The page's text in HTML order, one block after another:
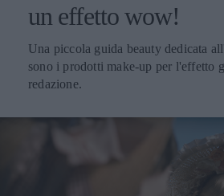
un effetto wow!
Una piccola guida beauty dedicata
sono i prodotti make-up per l'effetto
redazione.